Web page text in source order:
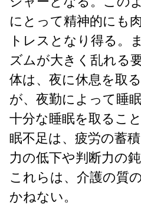
にとって精神的にも
トレスとなり得る。
ズムが大きく乱れる
体は、夜に休息を取
が、夜勤によって睡
十分な睡眠を取るこ
眠不足は、疲労の蓄
力の低下や判断力の
これらは、介護の質
かねない。